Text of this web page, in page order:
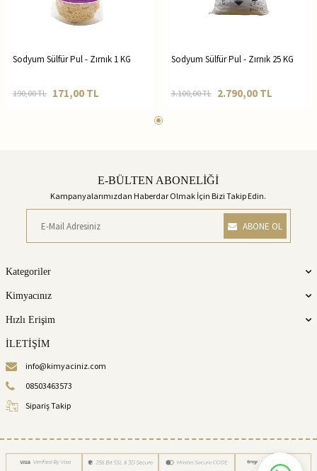
Sodyum Sülfür Pul - Zırnık 1 KG
190,00TL 171,00 TL
Sodyum Sülfür Pul - Zırnık 25 KG
3.100,00TL 2.790,00TL
E-BÜLTEN ABONELİĞİ
Kampanyalarımızdan Haberdar Olmak İçin Bizi Takip Edin.
ABONE OL
Kategoriler
Kimyacınız
Hızlı Erişim
İLETİŞİM
info@kimyaciniz.com
08503463573
Sipariş Takip